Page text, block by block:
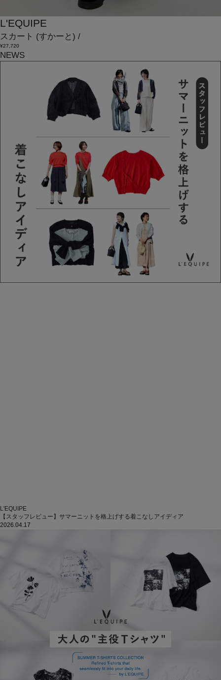
L'EQUIPE
スカート (すかーと) /
¥27,720
NEWS
L'EQUIPE
【スタッフレビュー】サマーニットを格上げする着こなしアイディア
2026.04.17